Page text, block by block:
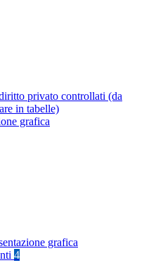
privato controllati (da
in tabelle)
grafica
grafica
4